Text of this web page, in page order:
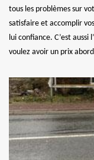
tous les problèmes sur
satisfaire et accomplir
lui confiance. C’est
voulez avoir un prix